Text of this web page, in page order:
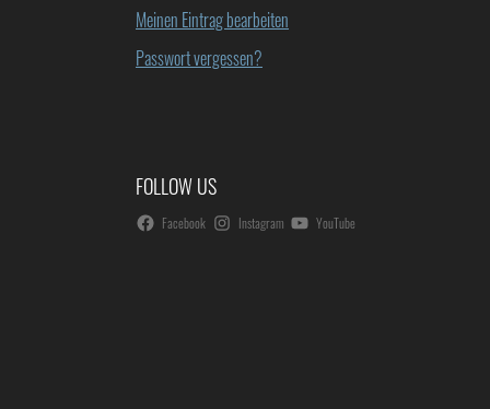
Meinen Eintrag bearbeiten
Passwort vergessen?
FOLLOW US
Facebook Instagram YouTube